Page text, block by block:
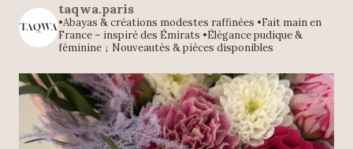
taqwa.paris
•Abayas & créations modestes raffinées •Fait main en
France – inspiré des Émirats •Élégance pudique &
féminine ↓ Nouveautés & pièces disponibles